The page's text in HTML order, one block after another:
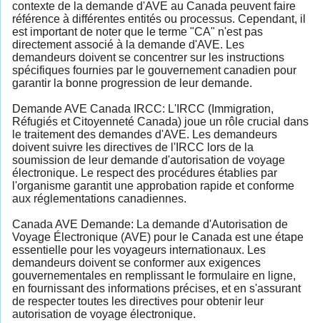
contexte de la demande d'AVE au Canada peuvent faire
référence à différentes entités ou processus. Cependant, il
est important de noter que le terme "CA" n'est pas
directement associé à la demande d'AVE. Les
demandeurs doivent se concentrer sur les instructions
spécifiques fournies par le gouvernement canadien pour
garantir la bonne progression de leur demande.
Demande AVE Canada IRCC: L'IRCC (Immigration,
Réfugiés et Citoyenneté Canada) joue un rôle crucial dans
le traitement des demandes d'AVE. Les demandeurs
doivent suivre les directives de l'IRCC lors de la
soumission de leur demande d'autorisation de voyage
électronique. Le respect des procédures établies par
l'organisme garantit une approbation rapide et conforme
aux réglementations canadiennes.
Canada AVE Demande: La demande d'Autorisation de
Voyage Électronique (AVE) pour le Canada est une étape
essentielle pour les voyageurs internationaux. Les
demandeurs doivent se conformer aux exigences
gouvernementales en remplissant le formulaire en ligne,
en fournissant des informations précises, et en s'assurant
de respecter toutes les directives pour obtenir leur
autorisation de voyage électronique.